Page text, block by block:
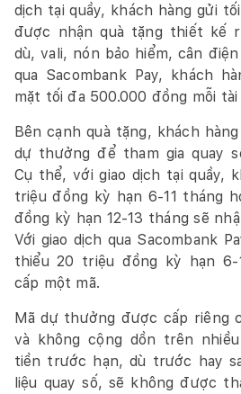
dịch tại quầy, khách hàng gửi
được nhận quà tặng thiết kế
dù, vali, nón bảo hiểm, cân
qua Sacombank Pay, khách
mặt tối đa 500.000 đồng mỗi tài
Bên cạnh quà tặng, khách
dự thưởng để tham gia quay
Cụ thể, với giao dịch tại quầy,
triệu đồng kỳ hạn 6-11 tháng
đồng kỳ hạn 12-13 tháng sẽ
Với giao dịch qua Sacombank
thiểu 20 triệu đồng kỳ hạn
cấp một mã.
Mã dự thưởng được cấp riêng
và không cộng dồn trên
tiền trước hạn, dù trước hay
liệu quay số, sẽ không được